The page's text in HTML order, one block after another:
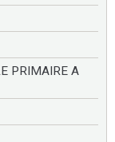
PRIMAIRE A